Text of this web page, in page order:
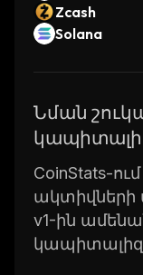
Zcash
Solana
Նման
CoinStats-
ակտիվների
v1-ին